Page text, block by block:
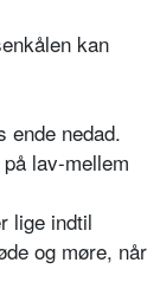
kan
ende nedad.
lav-mellem
lige indtil
og møre, når